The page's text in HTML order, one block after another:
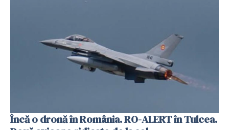
Încă o dronă în România. RO-ALERT în Tulcea.